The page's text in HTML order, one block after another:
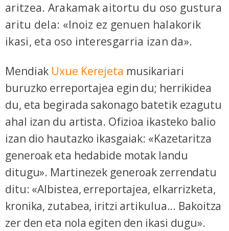
aritzea. Arakamak aitortu du oso gustura
aritu dela: «Inoiz ez genuen halakorik
ikasi, eta oso interesgarria izan da».
Mendiak Uxue Kerejeta musikariari
buruzko erreportajea egin du; herrikidea
du, eta begirada sakonago batetik ezagutu
ahal izan du artista. Ofizioa ikasteko balio
izan dio hautazko ikasgaiak: «Kazetaritza
generoak eta hedabide motak landu
ditugu». Martinezek generoak zerrendatu
ditu: «Albistea, erreportajea, elkarrizketa,
kronika, zutabea, iritzi artikulua... Bakoitza
zer den eta nola egiten den ikasi dugu».